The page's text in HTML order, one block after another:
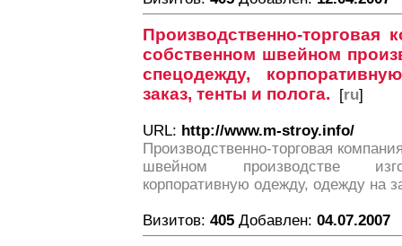
Производственно-торговая
собственном швейном
спецодежду,
заказ, тенты и полога. [ru]
URL: http://www.m-stroy.info/
Производственно-торговая
швейном производстве
корпоративную одежду, одежду на
Визитов: 405 Добавлен: 04.07.2007